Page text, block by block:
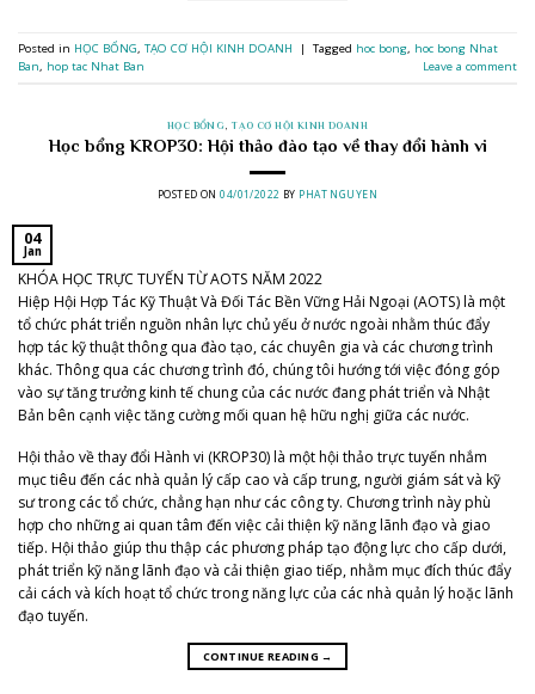
Posted in HỌC BỔNG, TẠO CƠ HỘI KINH DOANH | Tagged hoc bong, hoc bong Nhat
Ban, hop tac Nhat Ban Leave a comment
HỌC BỔNG TẠO CƠ HỘI KINH DOANH
Học bổng KROP30: Hội thảo đào tạo về thay đổi hành vi
POSTED ON04/01/2022 BY PHAT NGUYEN
04
Jan
KHÓA HỌC TRỰC TUYẾN TỪ AOTS NĂM 2022
Hiệp Hội Hợp Tác Kỹ Thuật Và Đối Tác Bền Vững Hải Ngoại (AOTS) là một
tổ chức phát triển nguồn nhân lực chủ yếu ở nước ngoài nhằm thúc đẩy
hợp tác kỹ thuật thông qua đào tạo, các chuyên gia và các chương trình
khác. Thông qua các chương trình đó, chúng tôi hướng tới việc đóng góp
vào sự tăng trưởng kinh tế chung của các nước đang phát triển và Nhật
Bản bên cạnh việc tăng cường mối quan hệ hữu nghị giữa các nước.
Hội thảo về thay đổi Hành vi (KROP30) là một hội thảo trực tuyến nhắm
mục tiêu đến các nhà quản lý cấp cao và cấp trung, người giám sát và kỹ
sư trong các tổ chức, chẳng hạn như các công ty. Chương trình này phù
hợp cho những ai quan tâm đến việc cải thiện kỹ năng lãnh đạo và giao
tiếp. Hội thảo giúp thu thập các phương pháp tạo động lực cho cấp dưới,
phát triển kỹ năng lãnh đạo và cải thiện giao tiếp, nhằm mục đích thúc đẩy
cải cách và kích hoạt tổ chức trong năng lực của các nhà quản lý hoặc lãnh
đạo tuyến.
CONTINUE READING →